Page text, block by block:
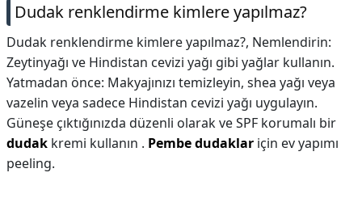
Dudak renklendirme kimlere yapılmaz?
Dudak renklendirme kimlere yapılmaz?, Nemlendirin:
Zeytinyağı ve Hindistan cevizi yağı gibi yağlar kullanın.
Yatmadan önce: Makyajınızı temizleyin, shea yağı veya
vazelin veya sadece Hindistan cevizi yağı uygulayın.
Güneşe çıktığınızda düzenli olarak ve SPF korumalı bir
dudak kremi kullanın . Pembe dudaklar için ev yapımı
peeling.